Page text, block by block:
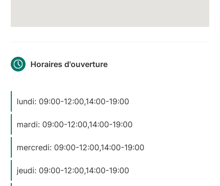
Horaires d'ouverture
lundi: 09:00-12:00,14:00-19:00
mardi: 09:00-12:00,14:00-19:00
mercredi: 09:00-12:00,14:00-19:00
jeudi: 09:00-12:00,14:00-19:00